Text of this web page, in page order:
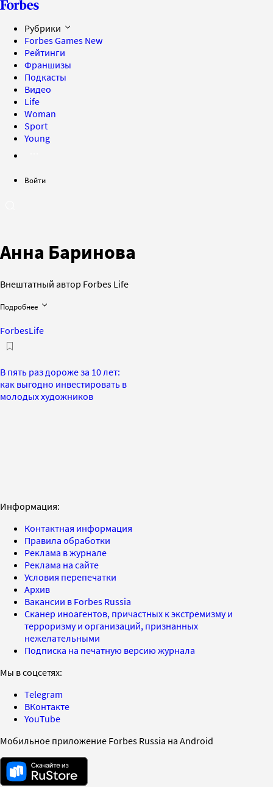
Рубрики
Forbes Games New
Рейтинги
Франшизы
Подкасты
Видео
Life
Woman
Sport
Young
Войти
Анна Баринова
Внештатный автор Forbes Life
Подробнее
ForbesLife
В пять раз дороже за 10 лет:
как выгодно инвестировать в
молодых художников
Информация:
Контактная информация
Правила обработки
Реклама в журнале
Реклама на сайте
Условия перепечатки
Архив
Вакансии в Forbes Russia
Сканер иноагентов, причастных к экстремизму и
терроризму и организаций, признанных
нежелательными
Подписка на печатную версию журнала
Мы в соцсетях:
Telegram
ВКонтакте
YouTube
Мобильное приложение Forbes Russia на Android